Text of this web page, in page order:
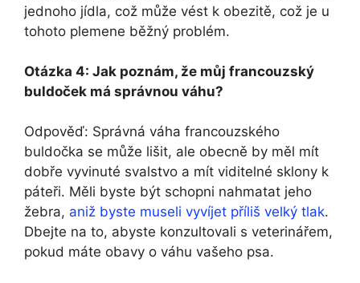
jednoho jídla,⁣ což může vést k‌ obezitě, ⁣což je u ​
tohoto plemene ‌běžný problém.
Otázka 4: Jak poznám, že můj francouzský
buldoček ‍má správnou váhu?
Odpověď:⁤ Správná váha francouzského
buldočka se může lišit, ale⁤ obecně by měl mít
dobře vyvinuté svalstvo a mít viditelné sklony k
páteři. Měli byste být⁤ schopni ‍nahmatat jeho
žebra,⁢ aniž byste museli vyvíjet příliš velký tlak.
Dbejte na to, abyste konzultovali s veterinářem,
pokud‌ máte obavy o váhu vašeho psa.